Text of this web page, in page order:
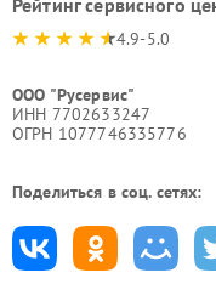
4.9-5.0
ООО "Русервис"
ИНН 7702633247
ОГРН 1077746335776
Поделиться в соц. сетях: